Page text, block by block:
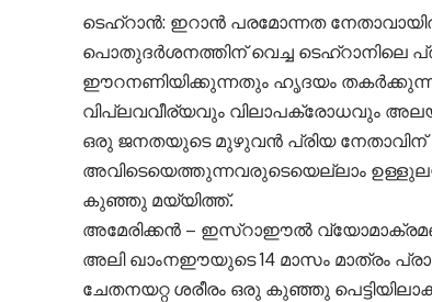
ടെഹ്‌റാൻ: ഇറാൻ പരമോന്നത
പൊതുദർശനത്തിന് വെച്ച ടെഹ്റാനിലെ
ഈറനണിയിക്കുന്നതും ഹൃദയം
വിപ്ലവവീര്യവും വിലാപക്രോധവും
ഒരു ജനതയുടെ മുഴുവൻ പ്രിയ
അവിടെയെത്തുന്നവരുടെയെല്ലാം
കുഞ്ഞു മയ്യിത്ത്.
അമേരിക്കൻ – ഇസ്റാഈൽ
അലി ഖാംനഈയുടെ 14 മാസം മാത്രം
ചേതനയറ്റ ശരീരം ഒരു കുഞ്ഞു